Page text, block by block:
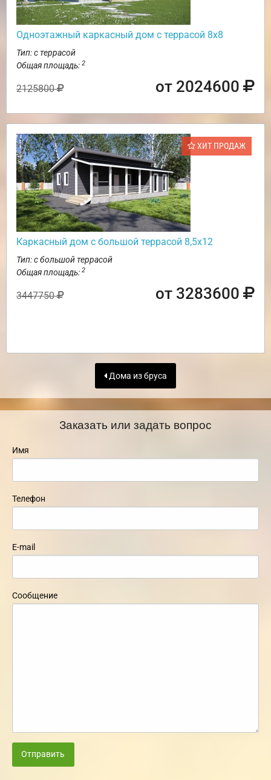
Одноэтажный каркасный дом с террасой 8х8
Тип: с террасой
Общая площадь: 2
2125800 от 2024600
ХИТ ПРОДАЖ
Каркасный дом с большой террасой 8,5х12
Тип: с большой террасой
Общая площадь: 2
3447750 от 3283600
Дома из бруса
Заказать или задать вопрос
Имя
Телефон
E-mail
Сообщение
Отправить